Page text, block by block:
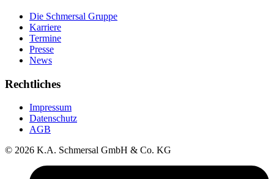
Die Schmersal Gruppe
Karriere
Termine
Presse
News
Rechtliches
Impressum
Datenschutz
AGB
© 2026 K.A. Schmersal GmbH & Co. KG